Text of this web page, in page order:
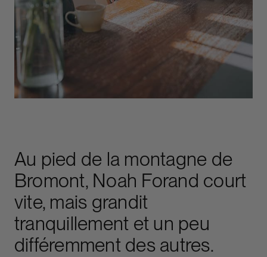
Au pied de la montagne de
Bromont, Noah Forand court
vite, mais grandit
tranquillement et un peu
différemment des autres.